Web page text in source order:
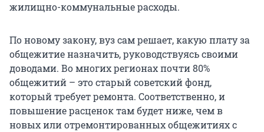
жилищно-коммунальные расходы.
По новому закону, вуз сам решает, какую плату за
общежитие назначить, руководствуясь своими
доводами. Во многих регионах почти 80%
общежитий – это старый советский фонд,
который требует ремонта. Соответственно, и
повышение расценок там будет ниже, чем в
новых или отремонтированных общежитиях с